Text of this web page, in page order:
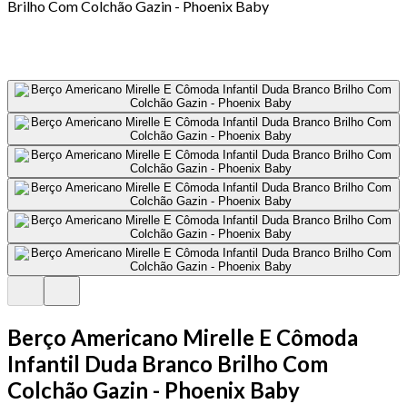
Berço Americano Mirelle E Cômoda
Infantil Duda Branco Brilho Com
Colchão Gazin - Phoenix Baby